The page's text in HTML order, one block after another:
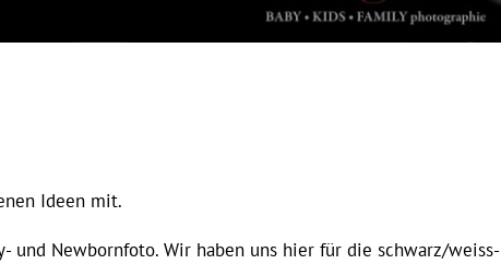
Ideen mit.
und Newbornfoto. Wir haben uns hier für die schwarz/weiss-